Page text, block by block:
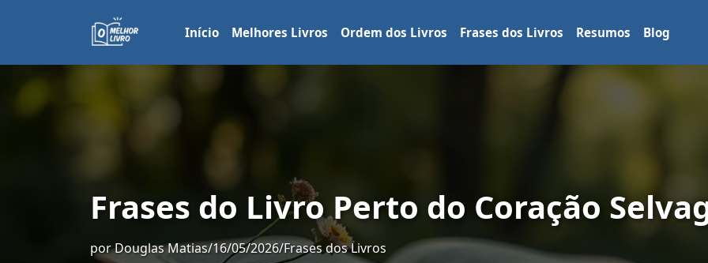
Início Melhores Livros Ordem dos Livros Frases dos Livros Resumos Blog
Frases do Livro Perto do Coração
porDouglas Matias/16/05/2026/Frases dos Livros